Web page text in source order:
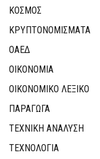
ΚΟΣΜΟΣ
ΚΡΥΠΤΟΝΟΜΊΣΜΑΤΑ
ΟΑΕΔ
ΟΙΚΟΝΟΜΙΑ
ΟΙΚΟΝΟΜΙΚΟ ΛΕΞΙΚΟ
ΠΑΡΑΓΩΓΑ
ΤΕΧΝΙΚΗ ΑΝΑΛΥΣΗ
ΤΕΧΝΟΛΟΓΙΑ